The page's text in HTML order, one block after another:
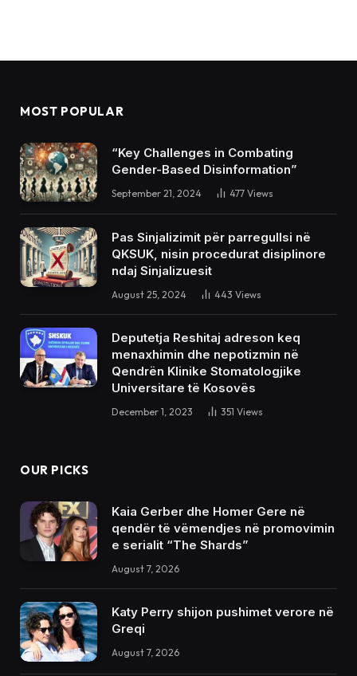
MOST POPULAR
“Key Challenges in Combating
Gender-Based Disinformation”
September 21, 2024 477 Views
Pas Sinjalizimit për parregullsi në
QKSUK, nisin procedurat disiplinore
ndaj Sinjalizuesit
August 25, 2024 443 Views
Deputetja Reshitaj adreson keq
menaxhimin dhe nepotizmin në
Qendrën Klinike Stomatologjike
Universitare të Kosovës
December 1, 2023 351 Views
OUR PICKS
Kaia Gerber dhe Homer Gere në
qendër të vëmendjes në promovimin
e serialit “The Shards”
August 7, 2026
Katy Perry shijon pushimet verore në
Greqi
August 7, 2026